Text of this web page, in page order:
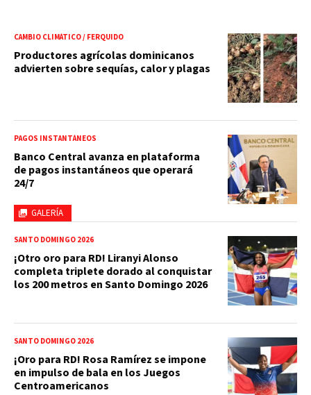
CAMBIO CLIMÁTICO / FERQUIDO
Productores agrícolas dominicanos
advierten sobre sequías, calor y plagas
GALERÍA
PAGOS INSTANTÁNEOS
Banco Central avanza en plataforma
de pagos instantáneos que operará
24/7
SANTO DOMINGO 2026
¡Otro oro para RD! Liranyi Alonso
completa triplete dorado al conquistar
los 200 metros en Santo Domingo 2026
SANTO DOMINGO 2026
¡Oro para RD! Rosa Ramírez se impone
en impulso de bala en los Juegos
Centroamericanos